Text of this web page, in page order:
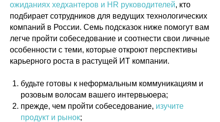
ожиданиях хедхантеров и HR руководителей, кто
подбирает сотрудников для ведущих технологических
компаний в России. Семь подсказок ниже помогут вам
легче пройти собеседование и соотнести свои личные
особенности с теми, которые откроют перспективы
карьерного роста в растущей ИТ компании.
будьте готовы к неформальным коммуникациям и
розовым волосам вашего интервьюера;
прежде, чем пройти собеседование, изучите
продукт и рынок;